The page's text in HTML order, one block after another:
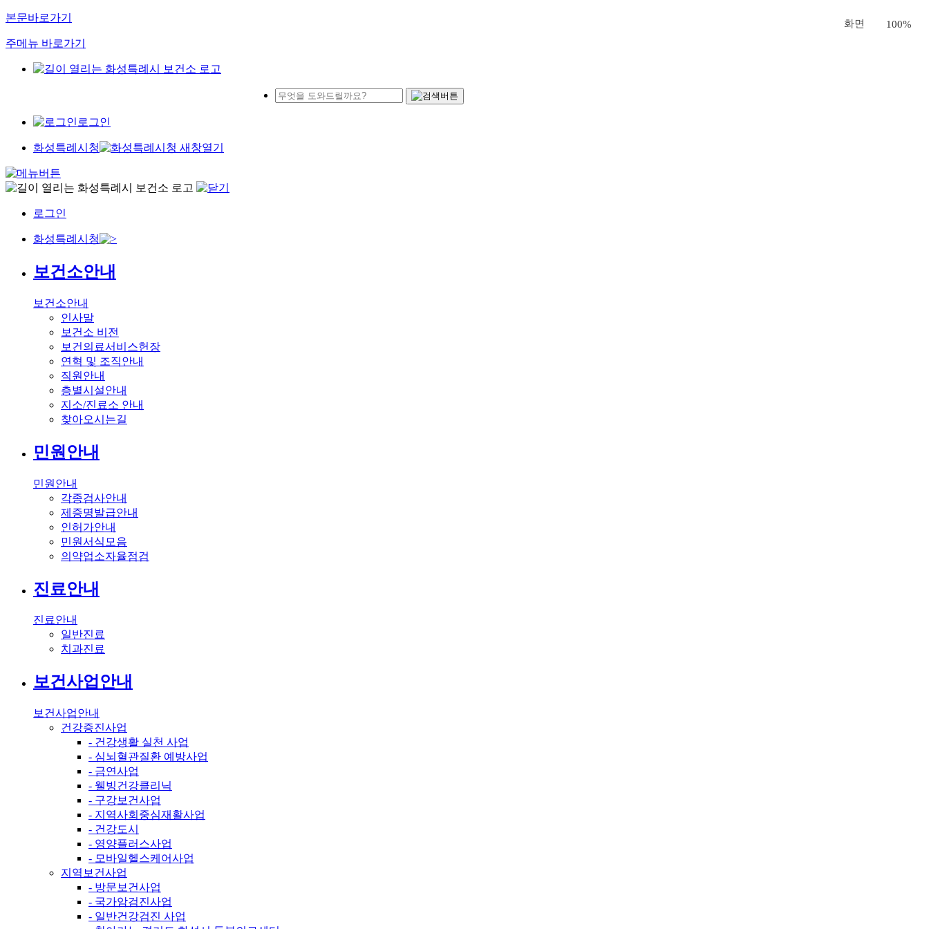
본문바로가기
주메뉴 바로가기
로그인
화성특례시청
화면 100%
로그인
화성특례시청
보건소안내
보건소안내
인사말
보건소 비전
보건의료서비스헌장
연혁 및 조직안내
직원안내
층별시설안내
지소/진료소 안내
찾아오시는길
민원안내
민원안내
각종검사안내
제증명발급안내
인허가안내
민원서식모음
의약업소자율점검
진료안내
진료안내
일반진료
치과진료
보건사업안내
보건사업안내
건강증진사업
- 건강생활 실천 사업
- 심뇌혈관질환 예방사업
- 금연사업
- 웰빙건강클리닉
- 구강보건사업
- 지역사회중심재활사업
- 건강도시
- 영양플러스사업
- 모바일헬스케어사업
지역보건사업
- 방문보건사업
- 국가암검진사업
- 일반건강검진 사업